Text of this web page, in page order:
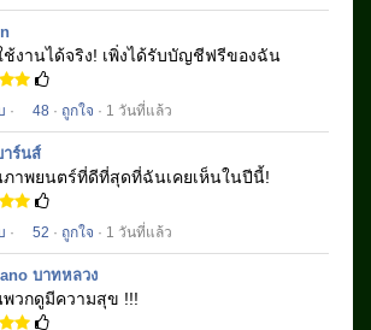
งานได้จริง! เพิ่งได้รับบัญชีฟรีของฉัน
· 48 · ถูกใจ · 1 วันที่แล้ว
าร์นส์
าพยนตร์ที่ดีที่สุดที่ฉันเคยเห็นในปีนี้!
· 52 · ถูกใจ · 1 วันที่แล้ว
บาทหลวง
พวกดูมีความสุข !!!